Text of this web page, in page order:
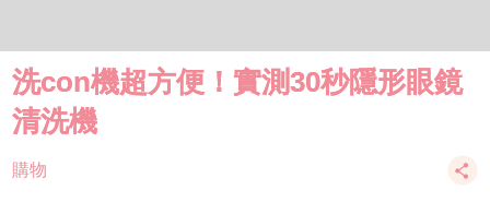
洗con機超方便！實測30秒隱形眼鏡
清洗機
購物